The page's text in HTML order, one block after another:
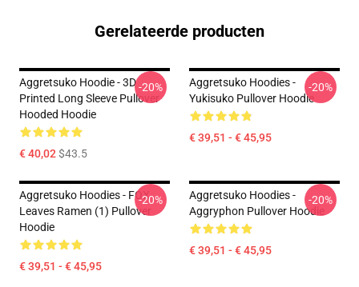
Gerelateerde producten
Aggretsuko Hoodie - 3D
Printed Long Sleeve Pullover
Hooded Hoodie
€ 40,02$43.5
-20%
Aggretsuko Hoodies -
Yukisuko Pullover Hoodie
€ 39,51 - € 45,95
-20%
Aggretsuko Hoodies - FOX
Leaves Ramen (1) Pullover
Hoodie
€ 39,51 - € 45,95
-20%
Aggretsuko Hoodies -
Aggryphon Pullover Hoodie
€ 39,51 - € 45,95
-20%